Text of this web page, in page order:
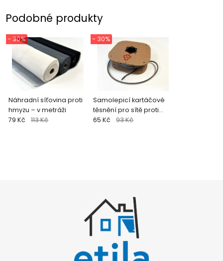
Podobné produkty
Náhradní síťovina proti
hmyzu – v metráži
- 30%
79 Kč 113 Kč
Samolepicí kartáčové
těsnění pro sítě proti
hmyzu
- 30%
65 Kč 93 Kč